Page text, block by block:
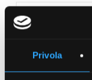
Privola
Detalji